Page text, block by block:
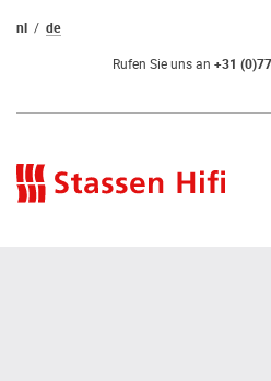
nl de
Rufen Sie uns an +31